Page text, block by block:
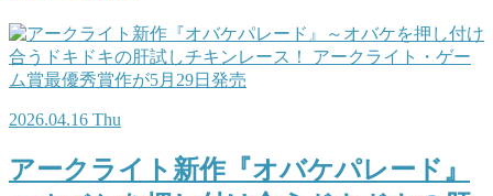
2026.04.16 Thu
アークライト新作『オバケパレード』